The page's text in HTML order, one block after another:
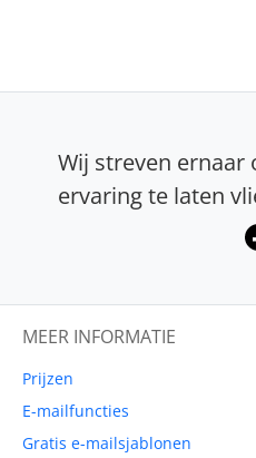
Wij streven ernaar
ervaring te laten
MEER INFORMATIE
Prijzen
E-mailfuncties
Gratis e-mailsjablonen